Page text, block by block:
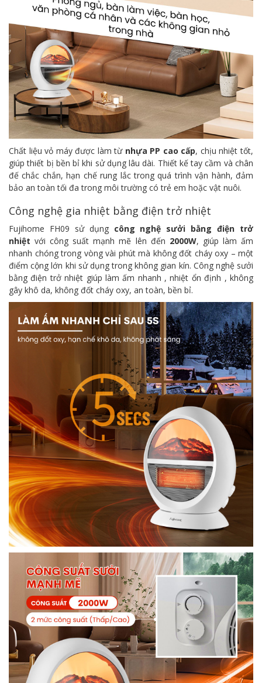
Chất liệu vỏ máy được làm từ nhựa PP cao cấp, chịu nhiệt tốt,
giúp thiết bị bền bỉ khi sử dụng lâu dài. Thiết kế tay cầm và chân
đế chắc chắn, hạn chế rung lắc trong quá trình vận hành, đảm
bảo an toàn tối đa trong môi trường có trẻ em hoặc vật nuôi.
Công nghệ gia nhiệt bằng điện trở nhiệt
Fujihome FH09 sử dụng công nghệ sưởi bằng điện trở
nhiệt với công suất mạnh mẽ lên đến 2000W, giúp làm ấm
nhanh chóng trong vòng vài phút mà không đốt cháy oxy – một
điểm cộng lớn khi sử dụng trong không gian kín. Công nghệ sưởi
bằng điện trở nhiệt giúp làm ấm nhanh , nhiệt ổn định , không
gây khô da, không đốt cháy oxy, an toàn, bền bỉ.